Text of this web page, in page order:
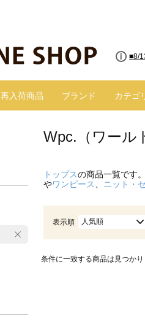
■8/
再入荷商品 ブランド カテゴ
Wpc.（ワール
トップスの商品一覧です。
やワンピース ニット・
表示順 人気順
条件に一致する商品は見つか